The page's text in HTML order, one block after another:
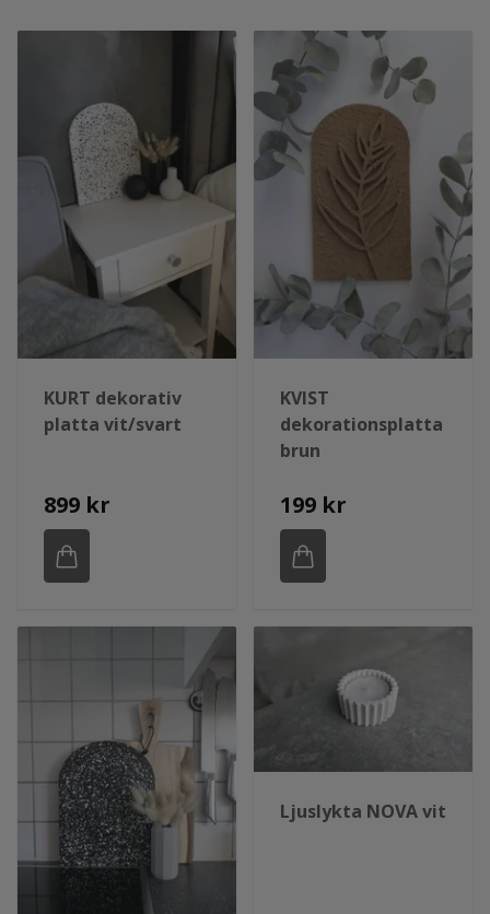
KURT dekorativ
platta vit/svart
899 kr
KVIST
dekorationsplatta
brun
199 kr
Ljuslykta NOVA vit